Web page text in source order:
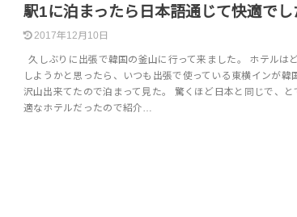
駅1に泊まったら日本語通じて快適でし
2017年12月10日
久しぶりに出張で韓国の釜山に行って来ました。 ホテルは
しようかと思ったら、いつも出張で使っている東横インが韓
沢山出来てたので泊まって見た。 驚くほど日本と同じで、と
適なホテルだったので紹介…